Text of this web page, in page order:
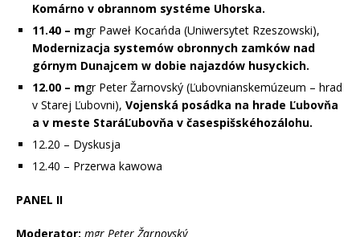
Komárno v obrannom systéme Uhorska.
11.40 – mgr Paweł Kocańda (Uniwersytet Rzeszowski),
Modernizacja systemów obronnych zamków nad
górnym Dunajcem w dobie najazdów husyckich.
12.00 – mgr Peter Žarnovský (Ľubovnianskemúzeum – hrad
v Starej Ľubovni), Vojenská posádka na hrade Ľubovňa
a v meste StaráĽubovňa v časespišskéhozálohu.
12.20 – Dyskusja
12.40 – Przerwa kawowa
PANEL II
Moderator: mgr Peter Žarnovský